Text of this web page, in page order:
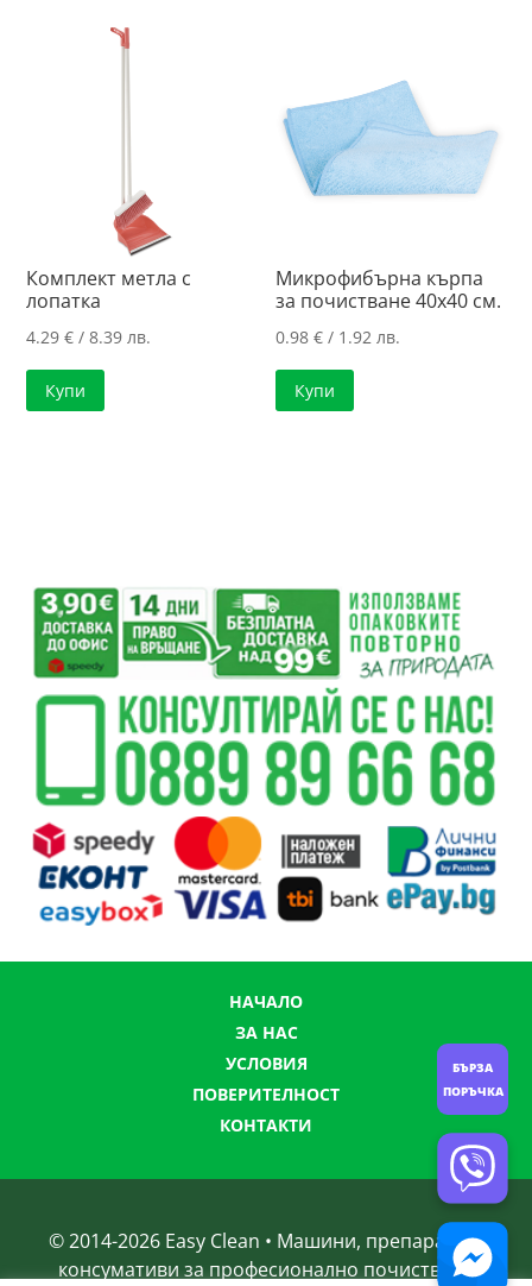
Комплект метла с
лопатка
4.29€ / 8.39 лв.
Купи
Микрофибърна кърпа
за почистване 40х40 см.
0.98€ / 1.92 лв.
Купи
НАЧАЛО
ЗА НАС
УСЛОВИЯ
ПОВЕРИТЕЛНОСТ
КОНТАКТИ
© 2014-2026 Easy Clean • Машини, препарати и
консумативи за професионално почистване
БЪРЗА
ПОРЪЧКА